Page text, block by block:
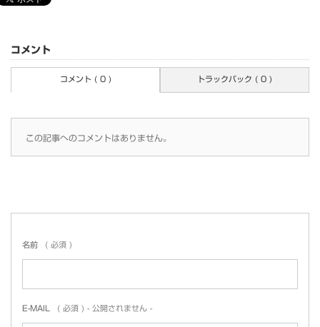
コメント
コメント ( 0 ) トラックバック ( 0 )
この記事へのコメントはありません。
名前 ( 必須 )
E-MAIL ( 必須 ) - 公開されません -